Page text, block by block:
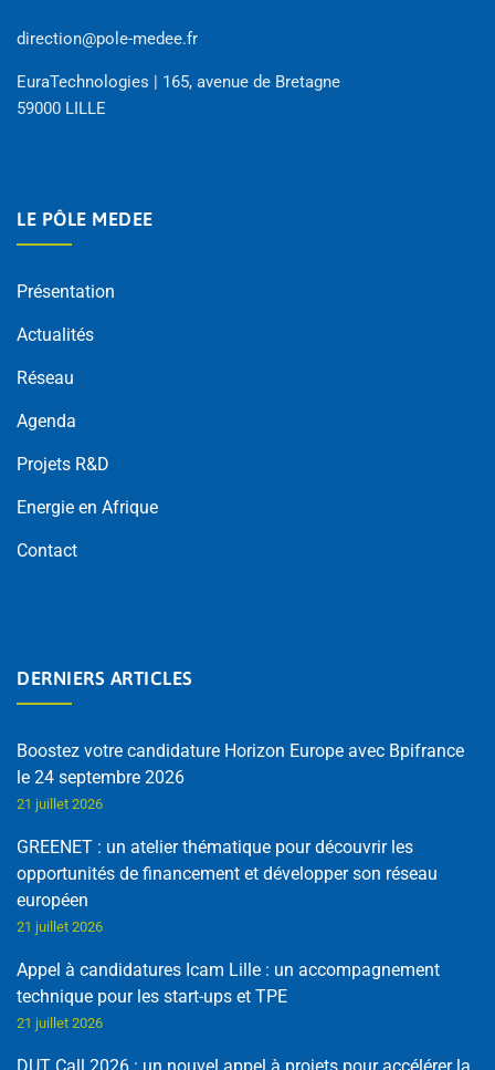
direction@pole-medee.fr
EuraTechnologies | 165, avenue de Bretagne
59000 LILLE
LE PÔLE MEDEE
Présentation
Actualités
Réseau
Agenda
Projets R&D
Energie en Afrique
Contact
DERNIERS ARTICLES
Boostez votre candidature Horizon Europe avec Bpifrance
le 24 septembre 2026
21 juillet 2026
GREENET : un atelier thématique pour découvrir les
opportunités de financement et développer son réseau
européen
21 juillet 2026
Appel à candidatures Icam Lille : un accompagnement
technique pour les start-ups et TPE
21 juillet 2026